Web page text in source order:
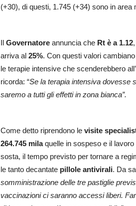
(+30), di questi, 1.745 (+34) sono in
Il Governatore annuncia che Rt è a 1.12
arriva al 25%. Con questi valori
le terapie intensive che scenderebbero
ricorda: “Se la terapia intensiva dovesse
saremo a tutti gli effetti in zona bianca”.
Come detto riprendono le visite
264.745 milaquelle in sospeso e il
sosta, il tempo previsto per tornare a
le tanto decantate pillole antivirali. Da
somministrazione delle tre pastiglie
vaccinazioni ci saranno accessi liberi.